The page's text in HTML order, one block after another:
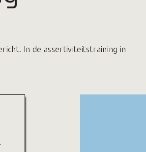
In de assertiviteitstraining in